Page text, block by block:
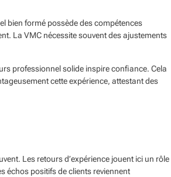
bien formé possède des compétences
La VMC nécessite souvent des ajustements
professionnel solide inspire confiance. Cela
cette expérience, attestant des
Les retours d’expérience jouent ici un rôle
échos positifs de clients reviennent